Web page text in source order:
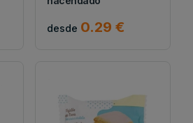
desde 0.29 €